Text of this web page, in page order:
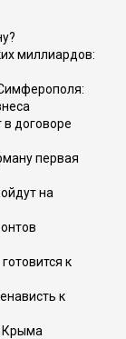
миллиардов:
договоре
первая
на
к
к
Крыма